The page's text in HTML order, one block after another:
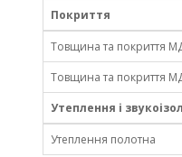
Покриття
Товщина та покриття
Товщина та покриття
Утеплення і
Утеплення полотна